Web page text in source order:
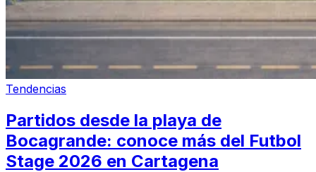
Tendencias
Partidos desde la playa de
Bocagrande: conoce más del Futbol
Stage 2026 en Cartagena